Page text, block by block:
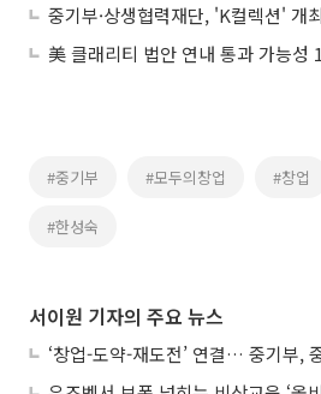
#중기부 #모두의창업 #창업
#한성숙
서이원 기자의 주요 뉴스